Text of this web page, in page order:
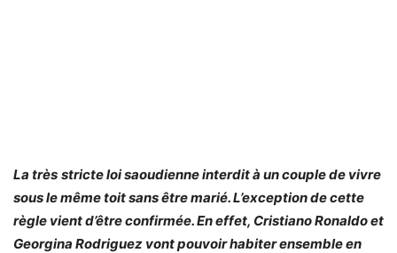
La très stricte loi saoudienne interdit à un couple de vivre
sous le même toit sans être marié. L’exception de cette
règle vient d’être confirmée. En effet, Cristiano Ronaldo et
Georgina Rodriguez vont pouvoir habiter ensemble en